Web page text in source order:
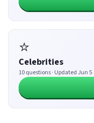
⭐
Celebrities
10 questions · Updated Jun 5